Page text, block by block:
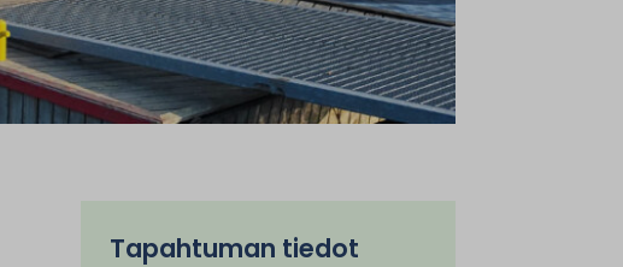
Tapahtuman tiedot